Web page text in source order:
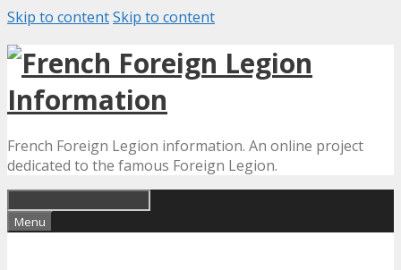
Skip to contentSkip to content
French Foreign Legion information. An online project
dedicated to the famous Foreign Legion.
Menu